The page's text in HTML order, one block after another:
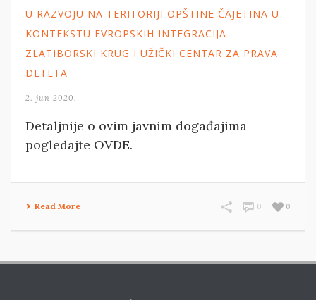
U RAZVOJU NA TERITORIJI OPŠTINE ČAJETINA U
KONTEKSTU EVROPSKIH INTEGRACIJA –
ZLATIBORSKI KRUG I UŽIČKI CENTAR ZA PRAVA
DETETA
2. jun 2020.
Detaljnije o ovim javnim događajima
pogledajte OVDE.
Read More 0
0